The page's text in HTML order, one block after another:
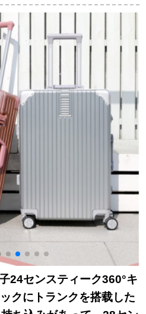
ツツケ男子
スポーツス
ポーツスポ
ーツスポー
ツスポーツ
クラブ
センチ配車
していま
シックなバ
間品質保
傷付き防
ンチー【お
す。正味重
】
イ女性スナイキ16イ
24センスティーク360°キ
クにトランクを搭载した